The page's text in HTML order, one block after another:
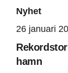
Nyhet
26 januari
hamn